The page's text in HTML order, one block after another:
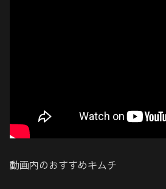
動画内のおすすめキムチ